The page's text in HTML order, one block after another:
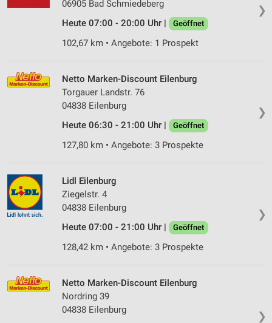
❯
06905 Bad Schmiedeberg
Heute 07:00 - 20:00 Uhr |
Geöffnet
102,67 km • Angebote: 1 Prospekt
❯
Netto Marken-Discount Eilenburg
Torgauer Landstr. 76
04838 Eilenburg
Heute 06:30 - 21:00 Uhr |
Geöffnet
127,80 km • Angebote: 3 Prospekte
❯
Lidl Eilenburg
Ziegelstr. 4
04838 Eilenburg
Heute 07:00 - 21:00 Uhr |
Geöffnet
128,42 km • Angebote: 3 Prospekte
❯
Netto Marken-Discount Eilenburg
Nordring 39
04838 Eilenburg